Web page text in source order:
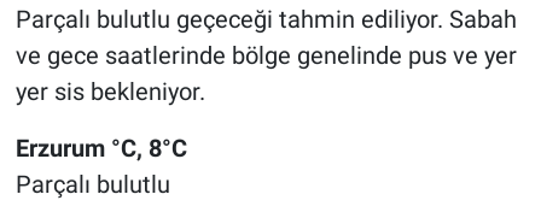
Parçalı bulutlu geçeceği tahmin ediliyor. Sabah
ve gece saatlerinde bölge genelinde pus ve yer
yer sis bekleniyor.
Erzurum °C, 8°C
Parçalı bulutlu